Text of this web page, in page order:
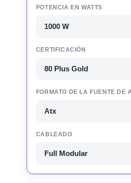
POTENCIA EN WATTS
1000 W
CERTIFICACIÓN
80 Plus Gold
FORMATO DE LA FUENTE DE
Atx
CABLEADO
Full Modular